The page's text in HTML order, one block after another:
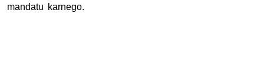
mandatu karnego.